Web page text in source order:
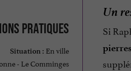
pratiques
Situation : En ville
- Le Comminges
Un
Si